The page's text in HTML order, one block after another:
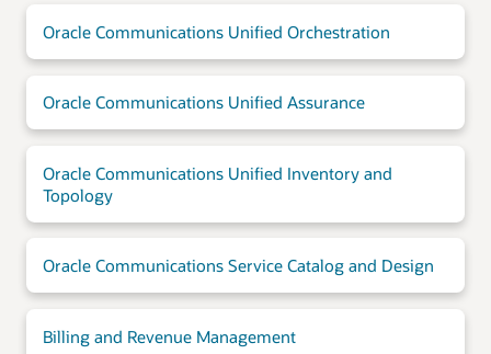
Oracle Communications Unified Orchestration
Oracle Communications Unified Assurance
Oracle Communications Unified Inventory and
Topology
Oracle Communications Service Catalog and Design
Billing and Revenue Management